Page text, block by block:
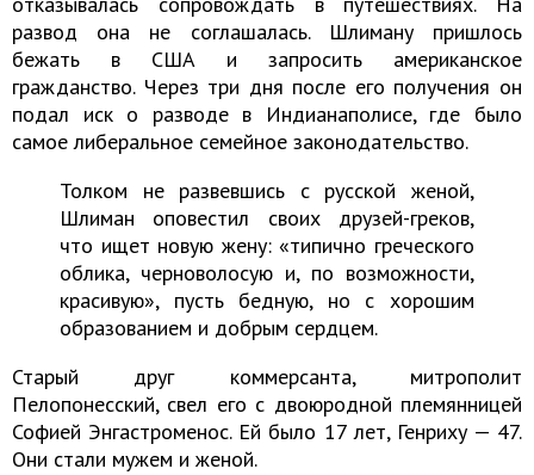
развод она не соглашалась. Шлиману пришлось
бежать в США и запросить американское
гражданство. Через три дня после его получения он
подал иск о разводе в Индианаполисе, где было
самое либеральное семейное законодательство.
Толком не развевшись с русской женой,
Шлиман оповестил своих друзей-греков,
что ищет новую жену: «типично греческого
облика, черноволосую и, по возможности,
красивую», пусть бедную, но с хорошим
образованием и добрым сердцем.
Старый друг коммерсанта, митрополит
Пелопонесский, свел его с двоюродной племянницей
Софией Энгастроменос. Ей было 17 лет, Генриху — 47.
Они стали мужем и женой.